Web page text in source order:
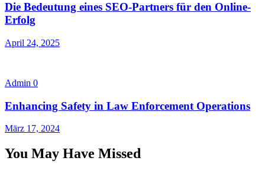
Die Bedeutung eines SEO-Partners für den Online-
Erfolg
April 24, 2025
Admin 0
Enhancing Safety in Law Enforcement Operations
März 17, 2024
You May Have Missed